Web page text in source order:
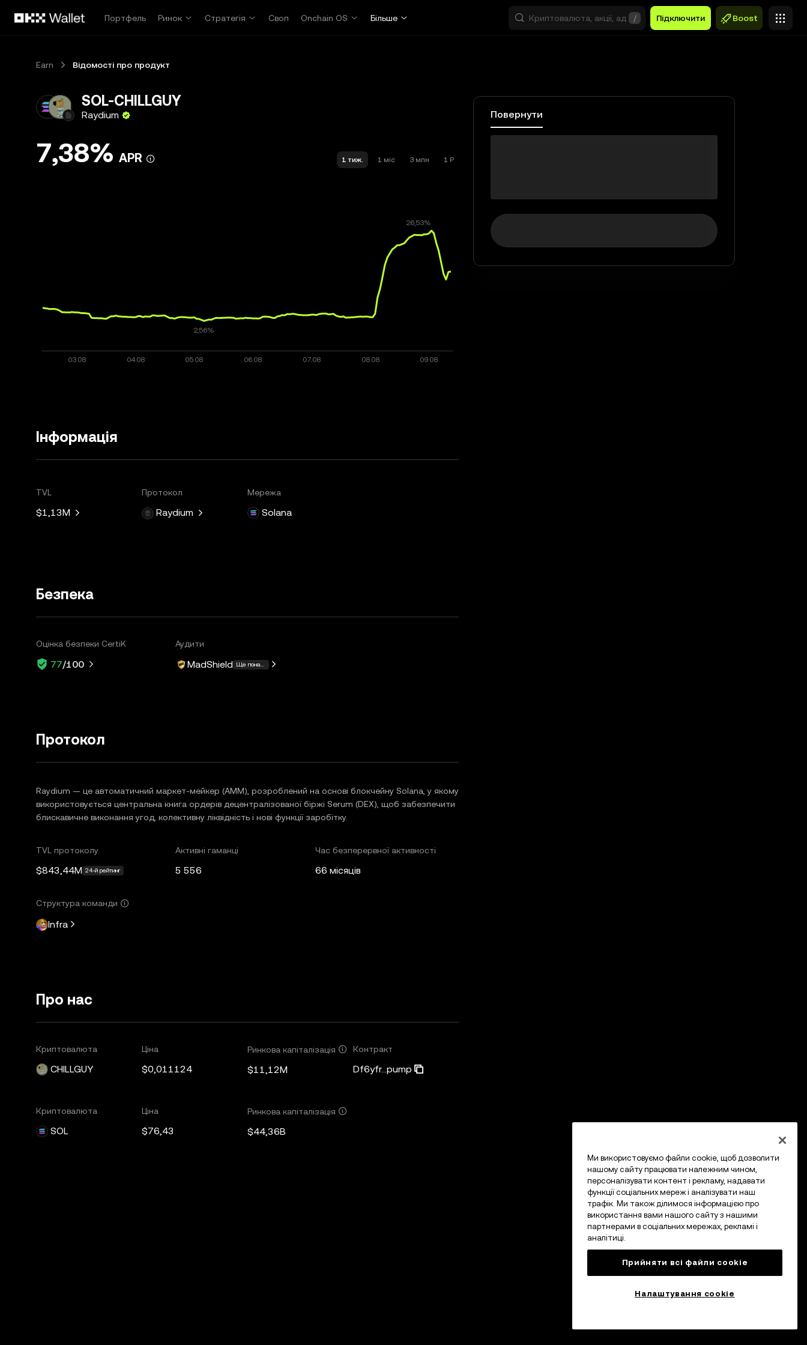
Портфель
Ринок Стратегія Своп Onchain OS Більше / Підключити Boost
Earn Відомості про продукт
SOL-CHILLGUY
Raydium
7,38% APR 1 тиж. 1 міс 3 млн 1 Р
Інформація
TVL
$1,13M
Протокол
Raydium
Мережа
Solana
Безпека
Оцінка безпеки CertiK
77/100
Аудити
MadShield Ще понад 3
Протокол
Raydium — це автоматичний маркет-мейкер (AMM), розроблений на основі блокчейну Solana, у якому
використовується центральна книга ордерів децентралізованої біржі Serum (DEX), щоб забезпечити
блискавичне виконання угод, колективну ліквідність і нові функції заробітку.
TVL протоколу
$843,44M 24-й рейтинг
Активні гаманці
5 556
Час безперервної активності
66 місяців
Структура команди
Infra
Про нас
Криптовалюта
CHILLGUY
Ціна
$0,011124
Ринкова капіталізація
$11,12M
Контракт
Df6yfr...pump
Криптовалюта
SOL
Ціна
$76,43
Ринкова капіталізація
$44,36B
Повернути
Ми використовуємо файли cookie, щоб дозволити
нашому сайту працювати належним чином,
персоналізувати контент і рекламу, надавати
функції соціальних мереж і аналізувати наш
трафік. Ми також ділимося інформацією про
використання вами нашого сайту з нашими
партнерами в соціальних мережах, рекламі і
аналітиці.
Прийняти всі файли сookie
Налаштування cookie